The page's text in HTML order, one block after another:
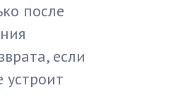
после
если
устроит